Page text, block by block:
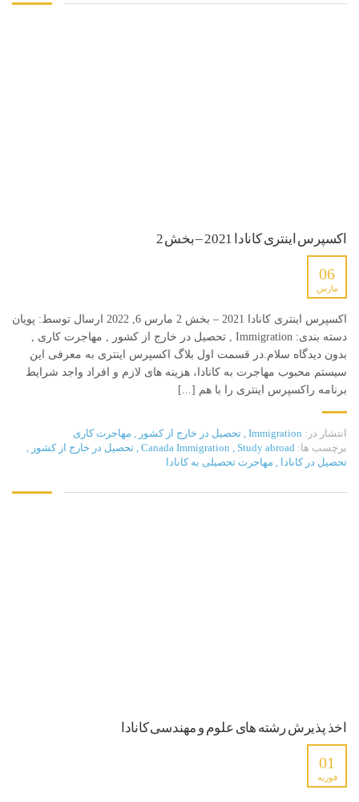
اکسپرس اینتری کانادا 2021 – بخش 2
06
مارس
اکسپرس اینتری کانادا 2021 – بخش 2 مارس 6, 2022 ارسال توسط: پویان
دسته بندی: Immigration , تحصیل در خارج از کشور , مهاجرت کاری ,
بدون دیدگاه سلام.در قسمت اول بلاگ اکسپرس اینتری به معرفی این
سیستم محبوب مهاجرت به کانادا، هزینه های لازم و افراد واجد شرایط
برنامه راکسپرس اینتری را با هم [...]
انتشار در: Immigration
, تحصیل در خارج از کشور , مهاجرت کاری
برچسب ها:
Canada Immigration , Study abroad
, تحصیل در خارج از کشور ,
تحصیل در کانادا , مهاجرت تحصیلی به کانادا
اخذ پذیرش رشته های علوم و مهندسی کانادا
01
فوریه